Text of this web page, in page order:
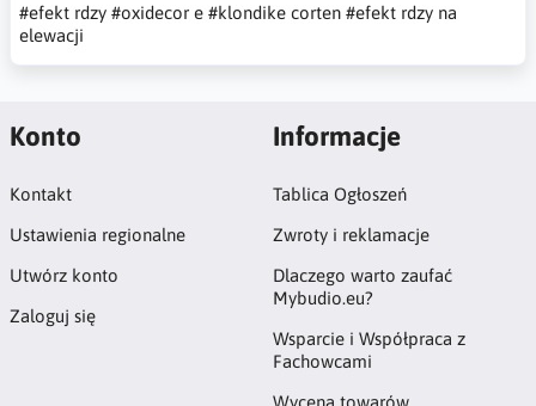
#efekt rdzy #oxidecor e #klondike corten #efekt rdzy na
elewacji
Konto
Kontakt
Ustawienia regionalne
Utwórz konto
Zaloguj się
Informacje
Tablica Ogłoszeń
Zwroty i reklamacje
Dlaczego warto zaufać
Mybudio.eu?
Wsparcie i Współpraca z
Fachowcami
Wycena towarów